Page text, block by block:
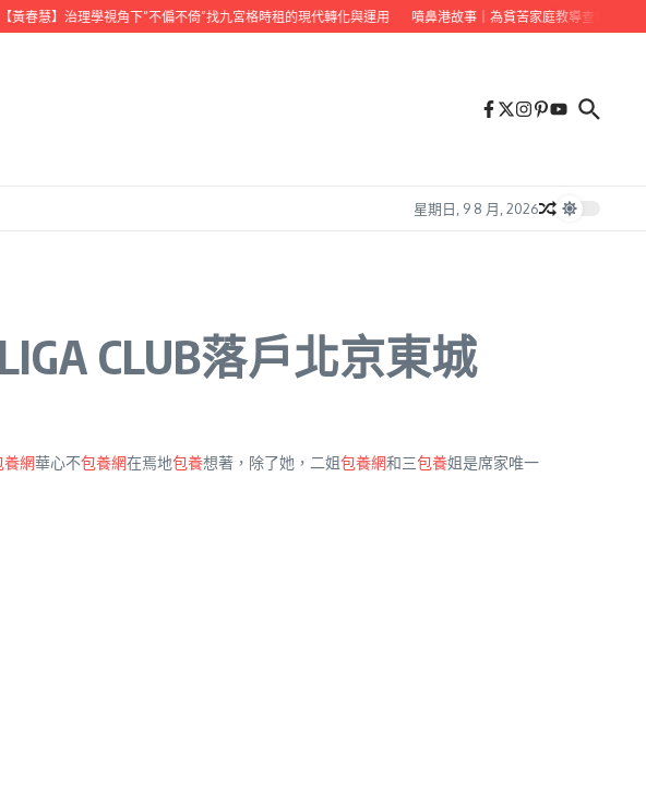
黃春慧】治理學視角下“不偏不倚”找九宮格時租的現代轉化與運用 噴鼻港故事｜為貧苦家庭教導查包養價錢
星期日, 9 8 月, 2026
CLUB落戶北京東城
養網華心不包養網在焉地包養想著，除了她，二姐包養網和三包養姐是席家唯一